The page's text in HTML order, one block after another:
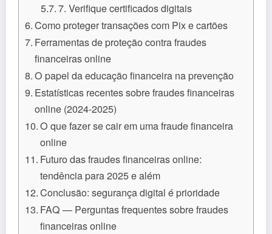
7. Verifique certificados digitais
Como proteger transações com Pix e cartões
Ferramentas de proteção contra fraudes
financeiras online
O papel da educação financeira na prevenção
Estatísticas recentes sobre fraudes financeiras
online (2024-2025)
O que fazer se cair em uma fraude financeira
online
Futuro das fraudes financeiras online:
tendência para 2025 e além
Conclusão: segurança digital é prioridade
FAQ — Perguntas frequentes sobre fraudes
financeiras online